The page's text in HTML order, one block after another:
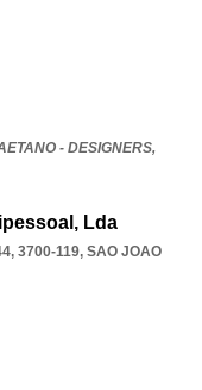
- DESIGNERS,
Lda
3700-119, SAO JOAO